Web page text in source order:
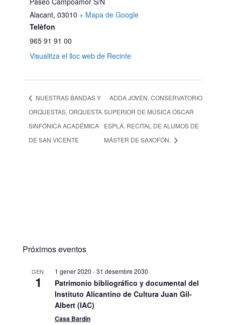
Alacant, 03010 + Mapa de Google
Telèfon
965 91 91 00
Visualitza el lloc web de Recinte
NUESTRAS BANDAS Y
ORQUESTAS. ORQUESTA
SINFÓNICA ACADÉMICA
DE SAN VICENTE
ADDA JOVEN. CONSERVATORIO
SUPERIOR DE MÚSICA ÓSCAR
ESPLÁ. RECITAL DE ALUMOS DE
MÁSTER DE SAXOFÓN.
Próximos eventos
GEN.
1
1 gener 2020 -31 desembre 2030
Patrimonio bibliográfico y documental del
Instituto Alicantino de Cultura Juan Gil-
Albert (IAC)
Casa Bardín